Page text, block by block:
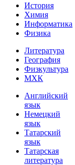
История
Химия
Информатика
Физика
Литература
География
Физкультура
МХК
Английский
язык
Немецкий
язык
Татарский
язык
Татарская
литература